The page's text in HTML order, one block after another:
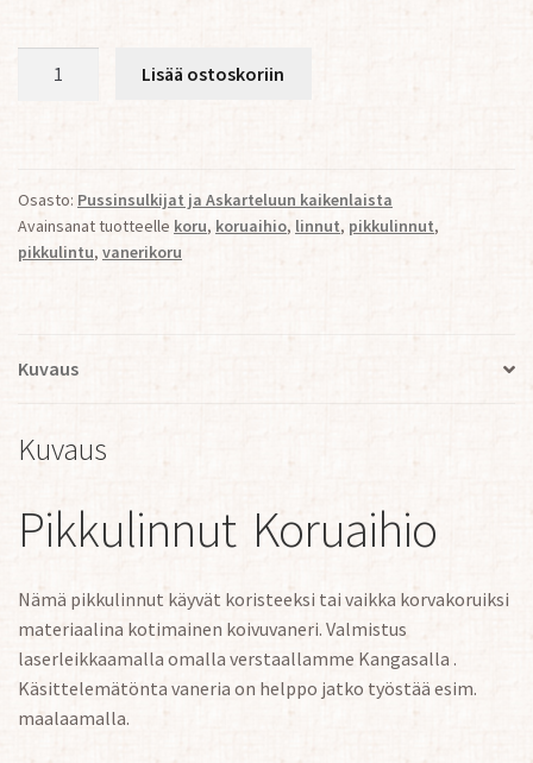
Koruaihiot
2
paria
Lisää ostoskoriin
Osasto: Pussinsulkijat ja Askarteluun kaikenlaista
Avainsanat tuotteelle koru, koruaihio, linnut, pikkulinnut,
pikkulintu, vanerikoru
Kuvaus
Kuvaus
Pikkulinnut Koruaihio
Nämä pikkulinnut käyvät koristeeksi tai vaikka korvakoruiksi
materiaalina kotimainen koivuvaneri. Valmistus
laserleikkaamalla omalla verstaallamme Kangasalla .
Käsittelemätönta vaneria on helppo jatko työstää esim.
maalaamalla.